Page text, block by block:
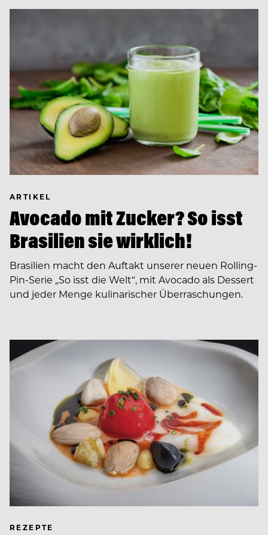
ARTIKEL
Avocado mit Zucker? So isst
Brasilien sie wirklich!
Brasilien macht den Auftakt unserer neuen Rolling-
Pin-Serie „So isst die Welt“, mit Avocado als Dessert
und jeder Menge kulinarischer Überraschungen.
REZEPTE